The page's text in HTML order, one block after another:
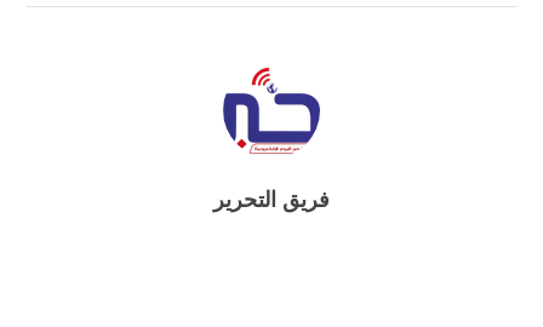
فريق التحرير